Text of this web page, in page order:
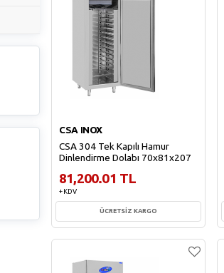
CSA INOX
CSA 304 Tek Kapılı Hamur
Dinlendirme Dolabı 70x81x207
81,200.01 TL
+ KDV
ÜCRETSİZ KARGO
Sepete Ekle